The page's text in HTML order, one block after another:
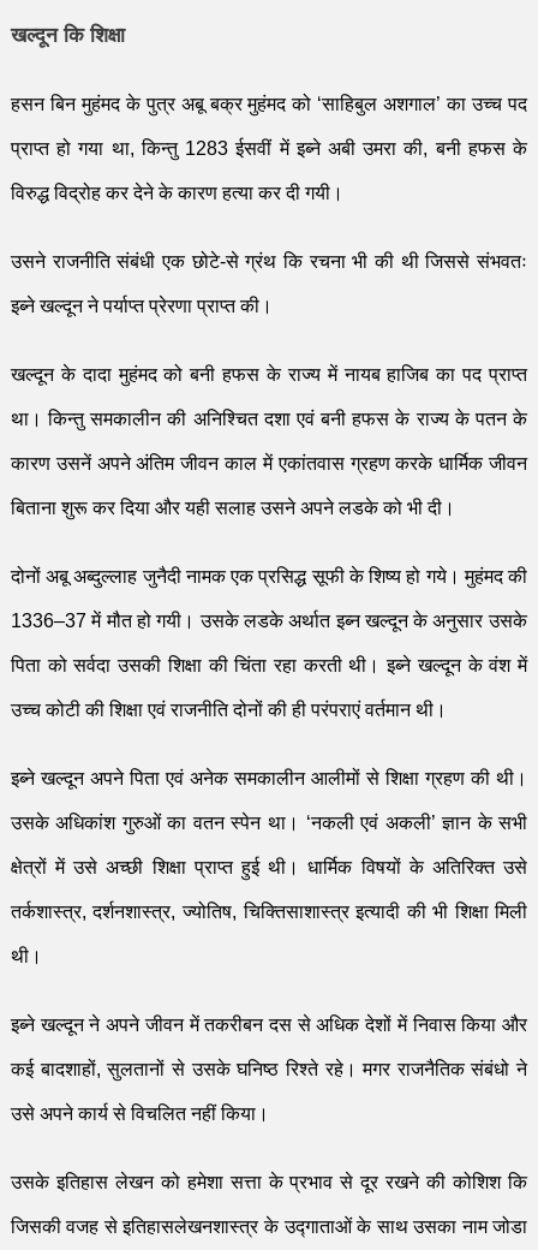
खल्दून कि शिक्षा
हसन बिन मुहंमद के पुत्र अबू बक्र मुहंमद को ‘साहिबुल अशगाल’का उच्च पद
प्राप्त हो गया था,किन्तु 1283 ईसवीं में इब्ने अबी उमरा की,बनी हफस के
विरुद्ध विद्रोह कर देने के कारण हत्या कर दी गयी।
उसने राजनीति संबंधी एक छोटे-से ग्रंथ कि रचना भी की थी जिससे संभवतः
इब्ने खल्दून ने पर्याप्त प्रेरणा प्राप्त की।
खल्दून के दादा मुहंमद को बनी हफस के राज्य में नायब हाजिब का पद प्राप्त
था। किन्तु समकालीन की अनिश्चित दशा एवं बनी हफस के राज्य के पतन के
कारण उसनें अपने अंतिम जीवन काल में एकांतवास ग्रहण करके धार्मिक जीवन
बितानाशुरू कर दिया और यहीसलाह उसने अपनेलडके को भी दी।
दोनों अबू अब्दुल्लाह जुनैदी नामक एक प्रसिद्ध सूफी के शिष्य हो गये। मुहंमद की
1336–37 में मौत हो गयी। उसके लडके अर्थात इब्न खल्दून के अनुसार उसके
पिता को सर्वदा उसकी शिक्षा की चिंता रहा करती थी। इब्ने खल्दून के वंश में
उच्च कोटी की शिक्षा एवं राजनीति दोनों की ही परंपराएं वर्तमान थी।
इब्ने खल्दून अपने पिता एवं अनेक समकालीन आलीमों से शिक्षा ग्रहण की थी।
उसके अधिकांश गुरुओं का वतन स्पेन था। ‘नकली एवं अकली’ज्ञान के सभी
क्षेत्रों में उसे अच्छी शिक्षा प्राप्त हुई थी। धार्मिक विषयों के अतिरिक्त उसे
तर्कशास्त्र,दर्शनशास्त्र,ज्योतिष,चिक्तिसाशास्त्र इत्यादी की भी शिक्षा मिली
थी।
इब्ने खल्दून ने अपने जीवन में तकरीबन दससे अधिक देशों में निवास किया और
कई बादशाहों,सुलतानों से उसके घनिष्ठरिश्ते रहे। मगर राजनैतिक संबंधो ने
उसे अपने कार्य से विचलित नहीं किया।
उसके इतिहास लेखन को हमेशा सत्ता के प्रभाव से दूर रखने की कोशिश कि
जिसकी वजह से इतिहासलेखनशास्त्र के उद्गाताओं के साथ उसका नाम जोडा